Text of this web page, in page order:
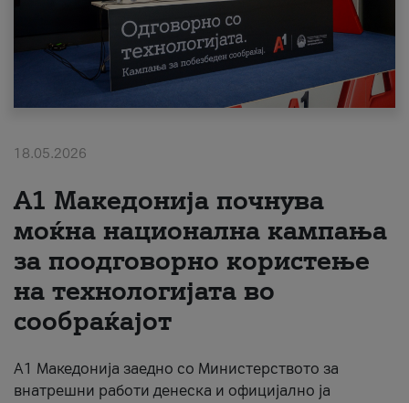
Поддршка
Надополни кредит
#ПодобарОнлајн
18.05.2026
A1 Македонија почнува
моќна национална кампања
за поодговорно користење
на технологијата во
сообраќајот
A1 Македонија заедно со Министерството за
внатрешни работи денеска и официјално ја